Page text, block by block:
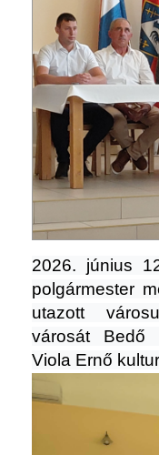
2026. június
polgármester
utazott
városát Bedő
Viola Ernő